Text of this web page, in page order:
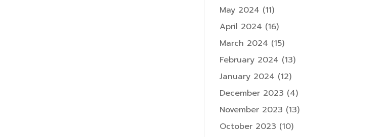
May 2024 (11)
April 2024 (16)
March 2024 (15)
February 2024 (13)
January 2024 (12)
December 2023 (4)
November 2023 (13)
October 2023 (10)